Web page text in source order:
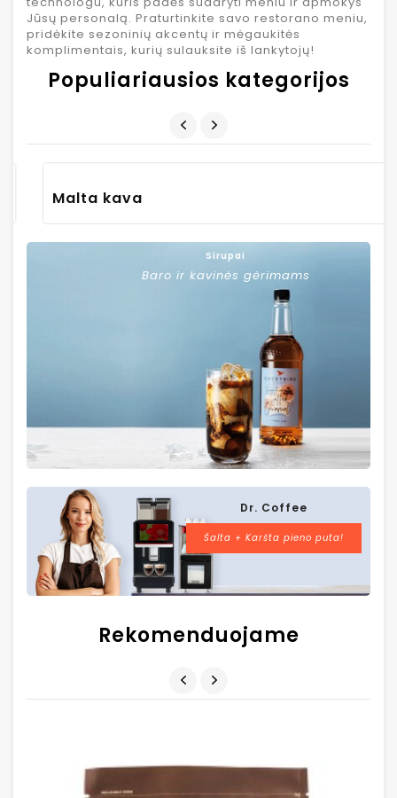
Jūsų personalą. Praturtinkite savo restorano meniu,
pridėkite sezoninių akcentų ir mėgaukitės
komplimentais, kurių sulauksite iš lankytojų!
Populiariausios kategorijos
Malta kava
Sirupai
Baro ir kavinės gėrimams
Dr. Coffee
Šalta + Karšta pieno puta!
Rekomenduojame